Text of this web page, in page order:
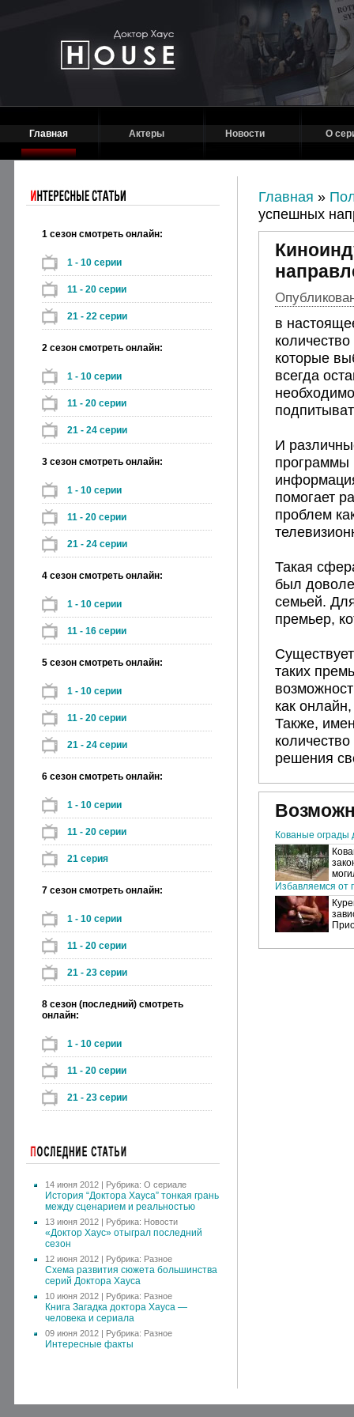
Главная Актеры Новости О
1 сезон смотреть онлайн:
1 - 10 серии
11 - 20 серии
21 - 22 серии
2 сезон смотреть онлайн:
1 - 10 серии
11 - 20 серии
21 - 24 серии
3 сезон смотреть онлайн:
1 - 10 серии
11 - 20 серии
21 - 24 серии
4 сезон смотреть онлайн:
1 - 10 серии
11 - 16 серии
5 сезон смотреть онлайн:
1 - 10 серии
11 - 20 серии
21 - 24 серии
6 сезон смотреть онлайн:
1 - 10 серии
11 - 20 серии
21 серия
7 сезон смотреть онлайн:
1 - 10 серии
11 - 20 серии
21 - 23 серии
8 сезон (последний) смотреть
онлайн:
1 - 10 серии
11 - 20 серии
21 - 23 серии
14 июня 2012 | Рубрика: О сериале
История “Доктора Хауса” тонкая грань
между сценарием и реальностью
13 июня 2012 | Рубрика: Новости
«Доктор Хаус» отыграл последний
сезон
12 июня 2012 | Рубрика: Разное
Схема развития сюжета большинства
серий Доктора Хауса
10 июня 2012 | Рубрика: Разное
Книга Загадка доктора Хауса —
человека и сериала
09 июня 2012 | Рубрика: Разное
Интересные факты
Главная »
успешных
в
которые
всегда
И
программы
помогает
проблем
Такая
был
семьей.
премьер,
таких
как
Также,
решения
Кованые ограды
Избавляемся от